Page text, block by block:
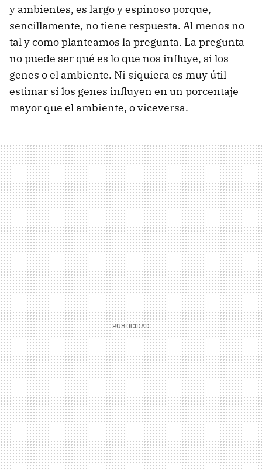
y ambientes, es largo y espinoso porque,
sencillamente, no tiene respuesta. Al menos no
tal y como planteamos la pregunta. La pregunta
no puede ser qué es lo que nos influye, si los
genes o el ambiente. Ni siquiera es muy útil
estimar si los genes influyen en un porcentaje
mayor que el ambiente, o viceversa.